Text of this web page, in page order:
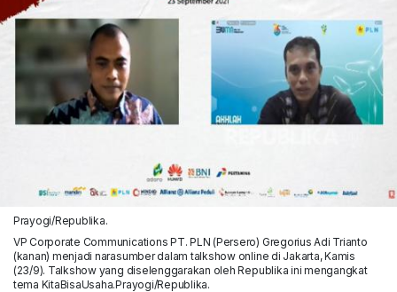
Prayogi/Republika.
VP Corporate Communications PT. PLN (Persero) Gregorius Adi Trianto
(kanan) menjadi narasumber dalam talkshow online di Jakarta, Kamis
(23/9). Talkshow yang diselenggarakan oleh Republika ini mengangkat
tema KitaBisaUsaha.Prayogi/Republika.